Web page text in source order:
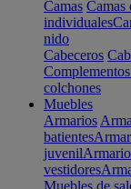
Camas Camas
individuales
nido
Cabeceros
colchones
Muebles
Armarios
batientes
juvenil
vestidores
Muebles de